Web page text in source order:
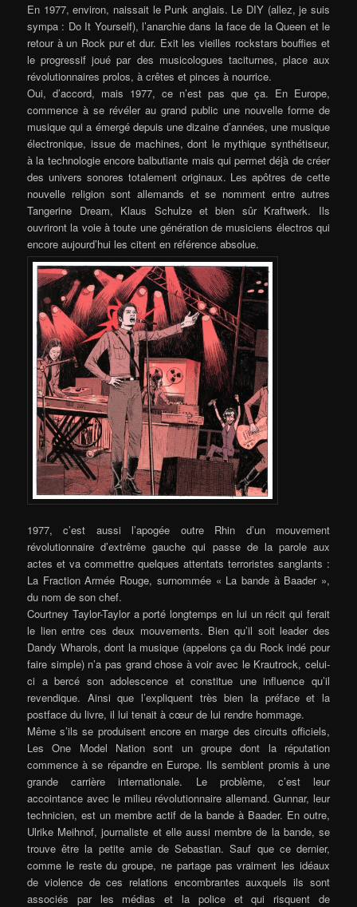
En 1977, environ, naissait le Punk anglais. Le DIY (allez, je suis
sympa : Do It Yourself), l’anarchie dans la face de la Queen et le
retour à un Rock pur et dur. Exit les vieilles rockstars bouffies et
le progressif joué par des musicologues taciturnes, place aux
révolutionnaires prolos, à crêtes et pinces à nourrice.
Oui, d’accord, mais 1977, ce n’est pas que ça. En Europe,
commence à se révéler au grand public une nouvelle forme de
musique quia émergé depuis une dizaine d’années, une musique
électronique, issue de machines, dont le mythique synthétiseur,
à la technologie encore balbutiante mais qui permet déjà de créer
des univers sonores totalement originaux. Les apôtres de cette
nouvelle religion sont allemands et se nomment entre autres
Tangerine Dream, Klaus Schulze et bien sûr Kraftwerk. Ils
ouvriront la voie à toute une génération de musiciens électros qui
encore aujourd’hui les citent en référence absolue.
1977, c’est aussi l’apogée outre Rhin d’un mouvement
révolutionnaire d’extrême gauche qui passe de la parole aux
actes et va commettre quelques attentats terroristes sanglants :
La Fraction Armée Rouge, surnommée « La bande à Baader »,
du nom de son chef.
Courtney Taylor-Taylor a porté longtemps en lui un récit qui ferait
le lien entre ces deux mouvements. Bien qu’il soit leader des
Dandy Wharols, dont la musique (appelons ça du Rock indé pour
faire simple) n’a pas grand chose à voir avec le Krautrock, celui-
ci a bercé son adolescence et constitue une influence qu’il
revendique. Ainsi que l’expliquent très bien la préface et la
postface du livre, il lui tenait à cœur de lui rendre hommage.
Même s’ils se produisent encore en marge des circuits officiels,
Les One Model Nation sont un groupe dont la réputation
commence à se répandre en Europe. Ils semblent promis à une
grande carrière internationale. Le problème, c’est leur
accointance avec le milieu révolutionnaire allemand. Gunnar, leur
technicien, est un membre actif de la bande à Baader. En outre,
Ulrike Meihnof, journaliste et elle aussi membre de la bande, se
trouve être la petite amie de Sebastian. Sauf que ce dernier,
comme le reste du groupe, ne partage pas vraiment les idéaux
de violence de ces relations encombrantes auxquels ils sont
associés par les médias et la police et qui risquent de